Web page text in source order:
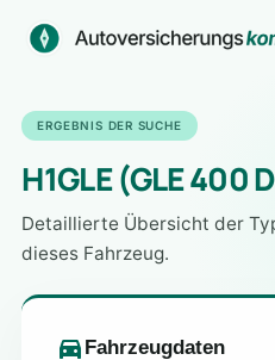
Inhalt
ERGEBNIS DER SUCHE
H1GLE (GLE 400
Detaillierte Übersicht der
dieses Fahrzeug.
Fahrzeugdaten